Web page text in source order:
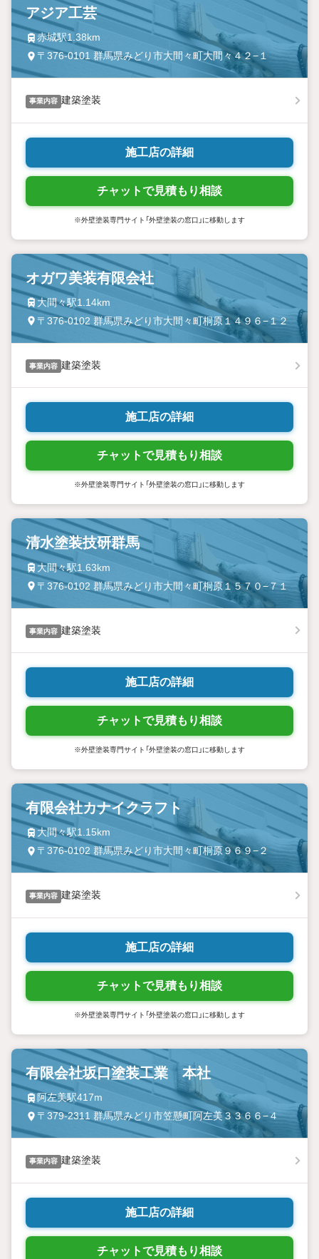
アジア工芸
赤城駅1.38km
〒376-0101 群馬県みどり市大間々町大間々４２−１
事業内容 建築塗装
施工店の詳細
チャットで見積もり相談
※外壁塗装専門サイト「外壁塗装の窓口」に移動します
オガワ美装有限会社
大間々駅1.14km
〒376-0102 群馬県みどり市大間々町桐原１４９６−１２
事業内容 建築塗装
施工店の詳細
チャットで見積もり相談
※外壁塗装専門サイト「外壁塗装の窓口」に移動します
清水塗装技研群馬
大間々駅1.63km
〒376-0102 群馬県みどり市大間々町桐原１５７０−７１
事業内容 建築塗装
施工店の詳細
チャットで見積もり相談
※外壁塗装専門サイト「外壁塗装の窓口」に移動します
有限会社カナイクラフト
大間々駅1.15km
〒376-0102 群馬県みどり市大間々町桐原９６９−２
事業内容 建築塗装
施工店の詳細
チャットで見積もり相談
※外壁塗装専門サイト「外壁塗装の窓口」に移動します
有限会社坂口塗装工業 本社
阿左美駅417m
〒379-2311 群馬県みどり市笠懸町阿左美３３６６−４
事業内容 建築塗装
施工店の詳細
チャットで見積もり相談